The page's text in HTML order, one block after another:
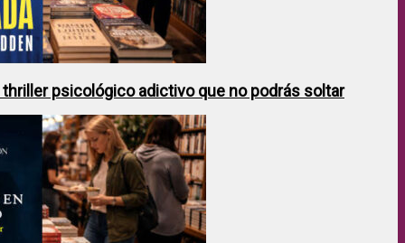
thriller psicológico adictivo que no podrás soltar